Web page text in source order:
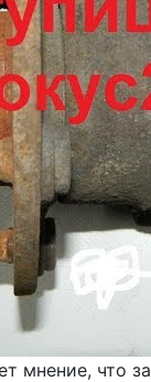
мнение, что